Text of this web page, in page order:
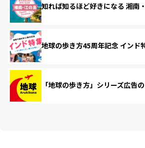
知れば知るほど好きになる 湘南
地球の歩き方45周年記念 インド
「地球の歩き方」シリーズ広告